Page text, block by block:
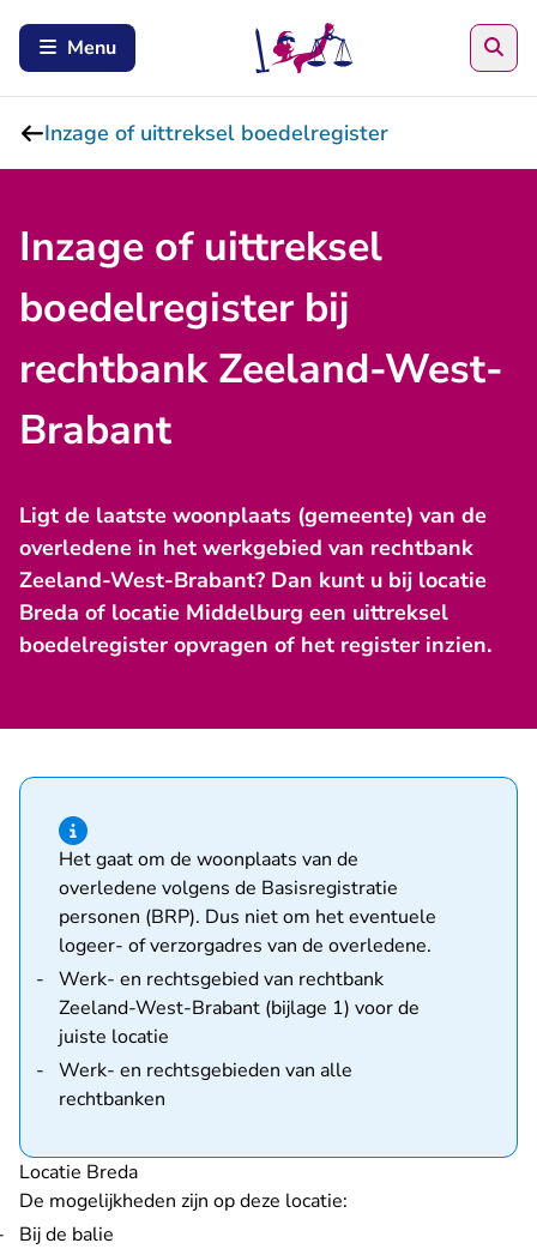
Menu
Inzage of uittreksel boedelregister
Inzage of uittreksel
boedelregister bij
rechtbank Zeeland-West-
Brabant
Ligt de laatste woonplaats (gemeente) van de
overledene in het werkgebied van rechtbank
Zeeland-West-Brabant? Dan kunt u bij locatie
Breda of locatie Middelburg een uittreksel
boedelregister opvragen of het register inzien.
Hint van type informatie
Het gaat om de woonplaats van de
overledene volgens de Basisregistratie
personen (BRP). Dus niet om het eventuele
logeer- of verzorgadres van de overledene.
Werk- en rechtsgebied van rechtbank
Zeeland-West-Brabant (bijlage 1) voor de
juiste locatie
Werk- en rechtsgebieden van alle
rechtbanken
Locatie Breda
De mogelijkheden zijn op deze locatie:
Bij de balie